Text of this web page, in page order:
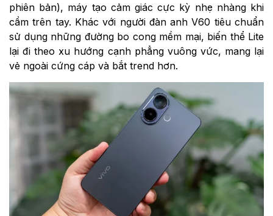
phiên bản), máy tạo cảm giác cực kỳ nhẹ nhàng khi
cầm trên tay. Khác với người đàn anh V60 tiêu chuẩn
sử dụng những đường bo cong mềm mại, biến thể Lite
lại đi theo xu hướng cạnh phẳng vuông vức, mang lại
vẻ ngoài cứng cáp và bắt trend hơn.